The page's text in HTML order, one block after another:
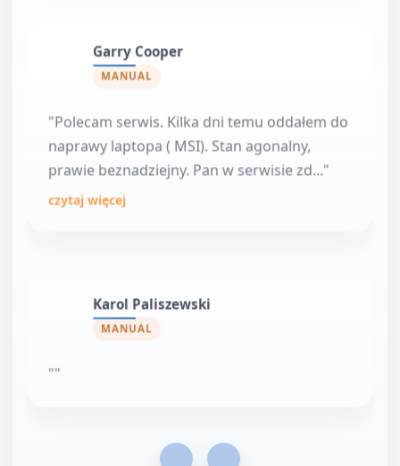
Garry Cooper
MANUAL
"Polecam serwis. Kilka dni temu oddałem do
naprawy laptopa ( MSI). Stan agonalny,
prawie beznadziejny. Pan w serwisie zd..."
czytaj więcej
Karol Paliszewski
MANUAL
""